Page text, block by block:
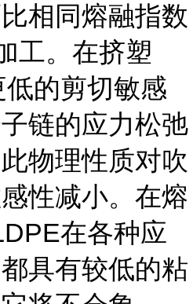
相同熔融指数
工。在挤塑
的剪切敏感
链的应力松弛
物理性质对吹
性减小。在熔
在各种应
具有较低的粘